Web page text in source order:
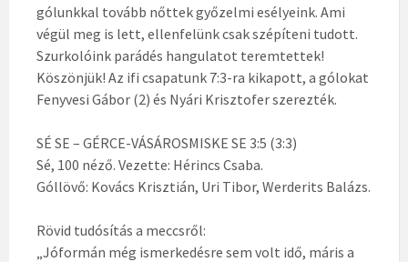
gólunkkal tovább nőttek győzelmi esélyeink. Ami
végül meg is lett, ellenfelünk csak szépíteni tudott.
Szurkolóink parádés hangulatot teremtettek!
Köszönjük! Az ifi csapatunk 7:3-ra kikapott, a gólokat
Fenyvesi Gábor (2) és Nyári Krisztofer szerezték.
SÉ SE – GÉRCE-VÁSÁROSMISKE SE 3:5 (3:3)
Sé, 100 néző. Vezette: Hérincs Csaba.
Góllövő: Kovács Krisztián, Uri Tibor, Werderits Balázs.
Rövid tudósítás a meccsről:
„Jóformán még ismerkedésre sem volt idő, máris a